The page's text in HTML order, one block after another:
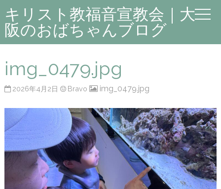
キリスト教福音宣教会｜大
阪のおばちゃんブログ
img_0479.jpg
2026年4月2日 Bravo img_0479.jpg